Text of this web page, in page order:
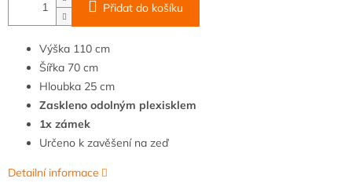
Přidat do košíku
Výška 110 cm
Šířka 70 cm
Hloubka 25 cm
Zaskleno odolným plexisklem
1x zámek
Určeno k zavěšení na zeď
Detailní informace